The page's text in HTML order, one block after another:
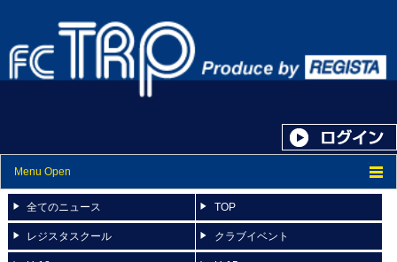
Menu Open
トップ
ニュース
全てのニュース TOP
レジスタスクール クラブイベント